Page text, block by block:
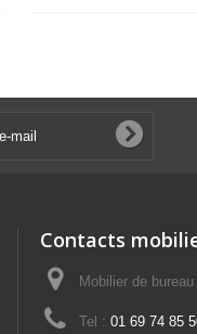
Contacts
Mobilier de
Tel : 01 69 74 85